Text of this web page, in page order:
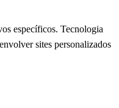
específicos. Tecnologia
sites personalizados